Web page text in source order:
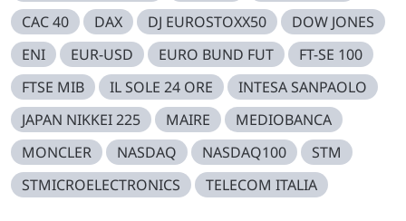
CAC 40 DAX DJ EUROSTOXX50
DOW JONES
ENI
EUR-USD EURO BUND FUT
FT-SE 100
FTSE MIB
IL SOLE 24 ORE
INTESA SANPAOLO
JAPAN NIKKEI 225
MAIRE
MEDIOBANCA
MONCLER
NASDAQ NASDAQ100
STM
STMICROELECTRONICS
TELECOM ITALIA